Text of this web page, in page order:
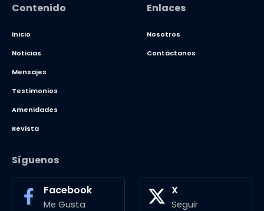
Contenido
Inicio
Noticias
Mensajes
Testimonios
Amenidades
Revista
Enlaces
Nosotros
Contáctanos
Síguenos
Facebook
Me Gusta
X
Seguir